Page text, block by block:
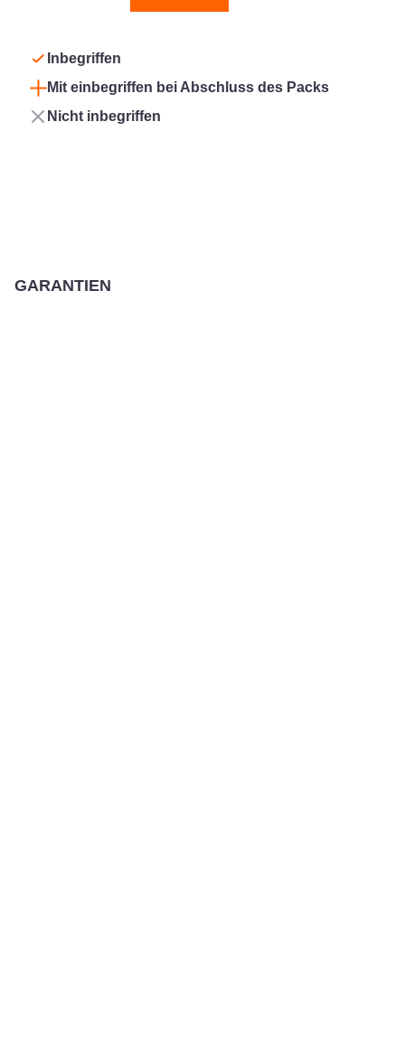
Inbegriffen
Mit einbegriffen bei Abschluss des Packs
Nicht inbegriffen
GARANTIEN